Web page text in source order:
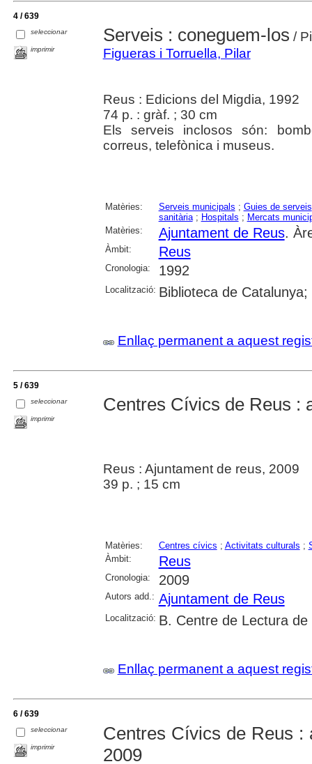
4 / 639
seleccionar
imprimir
Serveis : coneguem-los /
Figueras i Torruella, Pilar
Reus : Edicions del Migdia, 1992
74 p. : gràf. ; 30 cm
Els serveis inclosos són:
correus, telefònica i museus.
Matèries: Serveis municipals ; Guies de serveis
sanitària; Hospitals ; Mercats
Matèries:
Ajuntament de Reus.
Àmbit: Reus
Cronologia: 1992
Localització: Biblioteca de
Enllaç permanent a aquest
5 / 639
seleccionar
imprimir
Centres Cívics de Reus :
Reus : Ajuntament de reus, 2009
39 p. ; 15 cm
Matèries: Centres cívics ; Activitats culturals ;
Àmbit:
Reus
Cronologia: 2009
Autors add.: Ajuntament de Reus
Localització: B. Centre de Lectura de
Enllaç permanent a aquest
6 / 639
seleccionar
imprimir
Centres Cívics de Reus :
2009